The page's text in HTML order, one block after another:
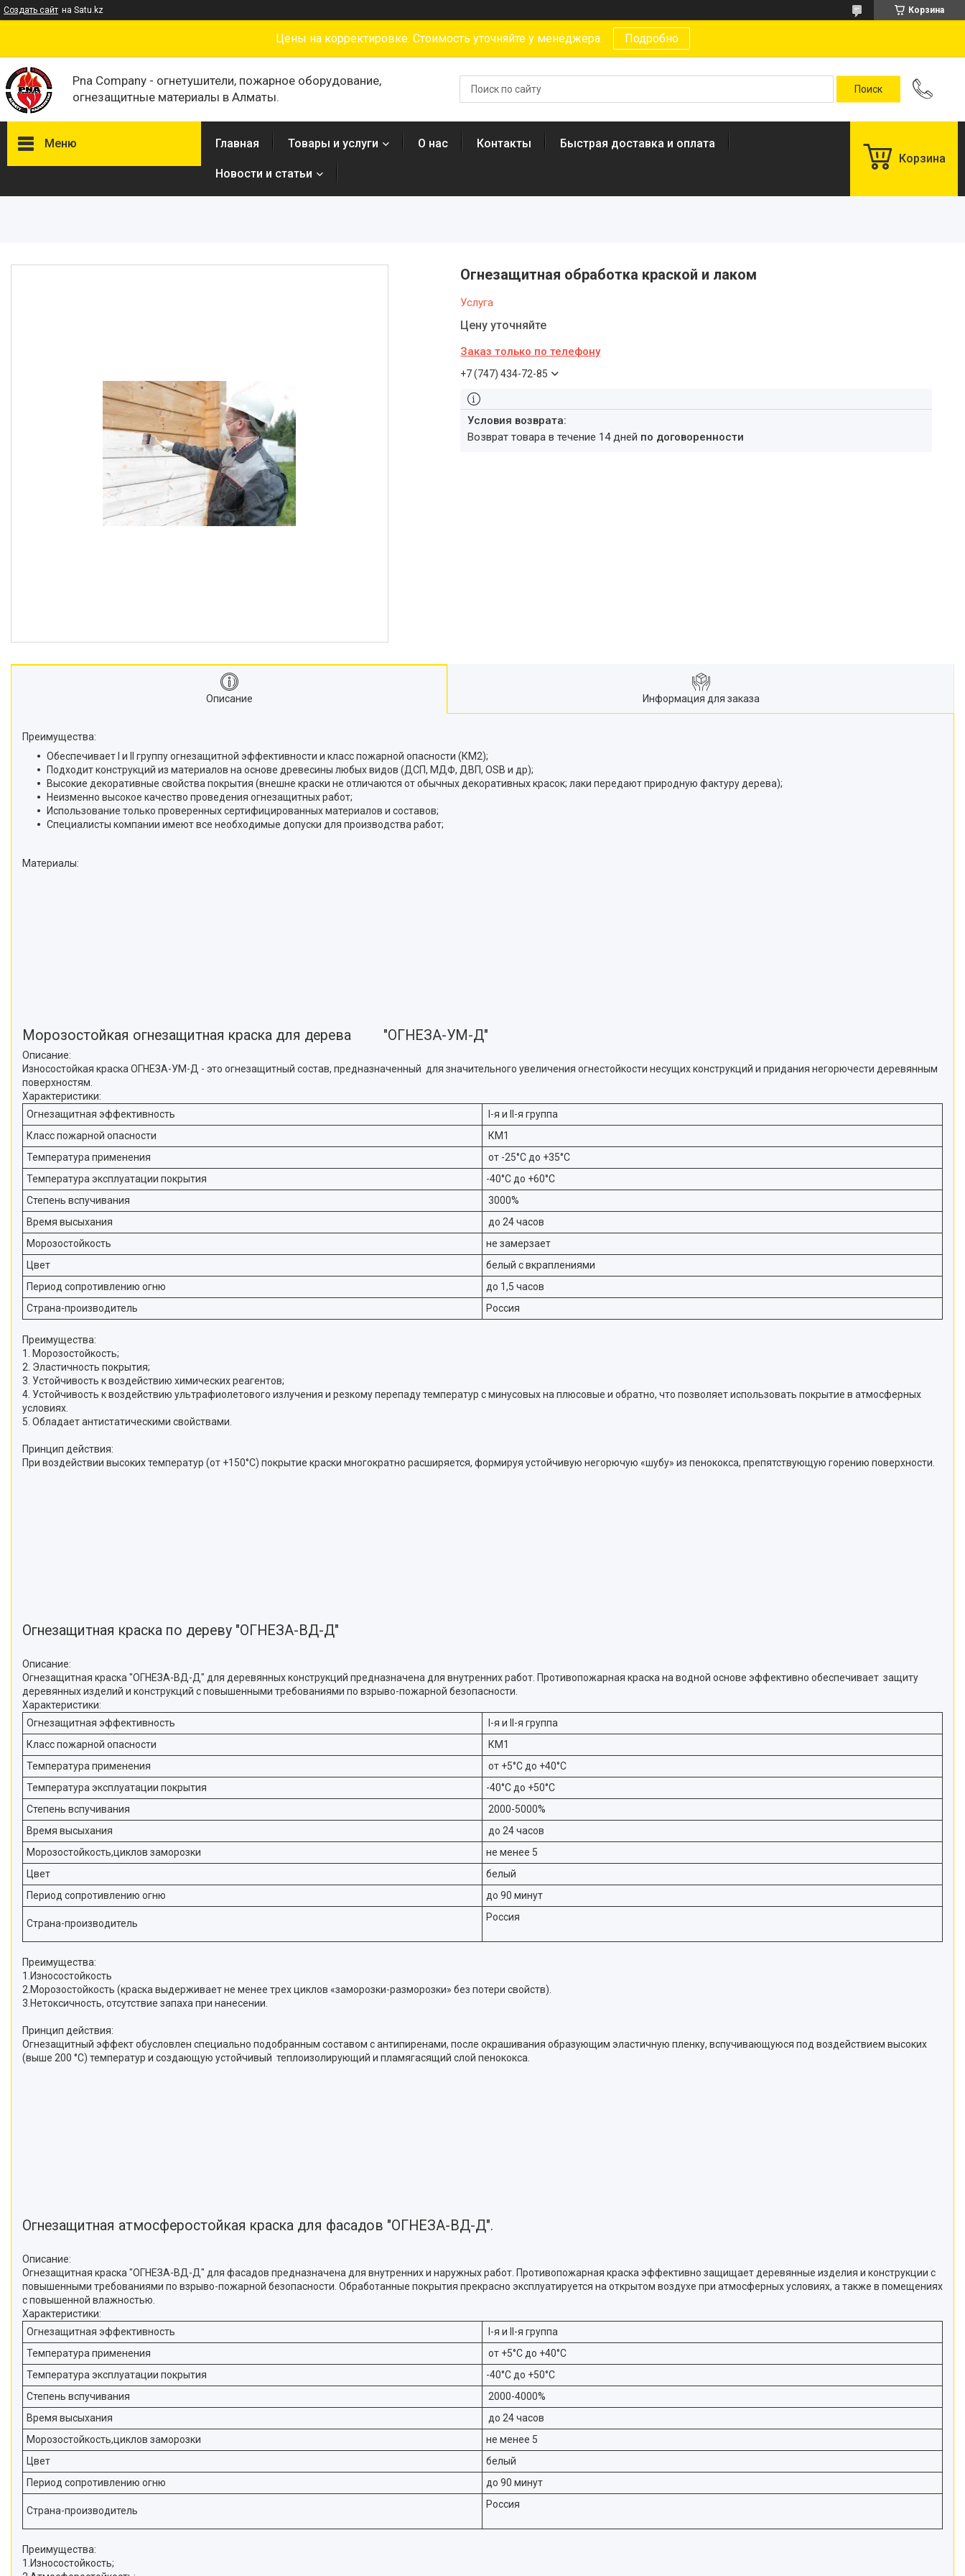
Создать сайт на Satu.kz Корзина
Цены на корректировке. Стоимость уточняйте у менеджера. Подробно
Pna Company - огнетушители, пожарное оборудование,
огнезащитные материалы в Алматы.
Меню Главная Товары и услуги О нас Контакты Быстрая доставка и оплата
Новости и статьи
Корзина
Огнезащитная обработка краской и лаком
Услуга
Цену уточняйте
Заказ только по телефону
+7 (747) 434-72-85
возврат товара в течение 14 дней по договоренности
Описание Информация для заказа
Преимущества:
Обеспечивает I и II группу огнезащитной эффективности и класс пожарной опасности (КМ2);
Подходит конструкций из материалов на основе древесины любых видов (ДСП, МДФ, ДВП, OSB и др);
Высокие декоративные свойства покрытия (внешне краски не отличаются от обычных декоративных красок; лаки передают природную фактуру дерева);
Неизменно высокое качество проведения огнезащитных работ;
Использование только проверенных сертифицированных материалов и составов;
Специалисты компании имеют все необходимые допуски для производства работ;
Материалы:
Морозостойкая огнезащитная краска для дерева "ОГНЕЗА-УМ-Д"
Описание:
Износостойкая краска ОГНЕЗА-УМ-Д - это огнезащитный состав, предназначенный для значительного увеличения огнестойкости несущих конструкций и придания негорючести деревянным
поверхностям.
Характеристики:
Огнезащитная эффективность
I-я и II-я группа
Класс пожарной опасности
КМ1
Температура применения
от -25°С до +35°С
Температура эксплуатации покрытия
-40°С до +60°С
Степень вспучивания
3000%
Время высыхания
до 24 часов
Морозостойкость
не замерзает
Цвет
белый с вкраплениями
Период сопротивлению огню
до 1,5 часов
Страна-производитель
Россия
Преимущества:
1. Морозостойкость;
2. Эластичность покрытия;
3. Устойчивость к воздействию химических реагентов;
4. Устойчивость к воздействию ультрафиолетового излучения и резкому перепаду температур с минусовых на плюсовые и обратно, что позволяет использовать покрытие в атмосферных
условиях.
5. Обладает антистатическими свойствами.
Принцип действия:
При воздействии высоких температур (от +150°С) покрытие краски многократно расширяется, формируя устойчивую негорючую «шубу» из пенококса, препятствующую горению поверхности.
Огнезащитная краска по дереву "ОГНЕЗА-ВД-Д"
Описание:
Огнезащитная краска "ОГНЕЗА-ВД-Д" для деревянных конструкций предназначена для внутренних работ. Противопожарная краска на водной основе эффективно обеспечивает защиту
деревянных изделий и конструкций с повышенными требованиями по взрыво-пожарной безопасности.
Характеристики:
Огнезащитная эффективность
I-я и II-я группа
Класс пожарной опасности
КМ1
Температура применения
от +5°С до +40°С
Температура эксплуатации покрытия
-40°С до +50°С
Степень вспучивания
2000-5000%
Время высыхания
до 24 часов
Морозостойкость,циклов заморозки
не менее 5
Цвет
белый
Период сопротивлению огню
до 90 минут
Страна-производитель
Россия
Преимущества:
1.Износостойкость
2.Морозостойкость (краска выдерживает не менее трех циклов «заморозки-разморозки» без потери свойств).
3.Нетоксичность, отсутствие запаха при нанесении.
Принцип действия:
Огнезащитный эффект обусловлен специально подобранным составом с антипиренами, после окрашивания образующим эластичную пленку, вспучивающуюся под воздействием высоких
(выше 200 °С) температур и создающую устойчивый теплоизолирующий и пламягасящий слой пенококса.
Огнезащитная атмосферостойкая краска для фасадов "ОГНЕЗА-ВД-Д".
Описание:
Огнезащитная краска "ОГНЕЗА-ВД-Д" для фасадов предназначена для внутренних и наружных работ. Противопожарная краска эффективно защищает деревянные изделия и конструкции с
повышенными требованиями по взрыво-пожарной безопасности. Обработанные покрытия прекрасно эксплуатируется на открытом воздухе при атмосферных условиях, а также в помещениях
с повышенной влажностью.
Характеристики:
Огнезащитная эффективность
I-я и II-я группа
Температура применения
от +5°С до +40°С
Температура эксплуатации покрытия
-40°С до +50°С
Степень вспучивания
2000-4000%
Время высыхания
до 24 часов
Морозостойкость,циклов заморозки
не менее 5
Цвет
белый
Период сопротивлению огню
до 90 минут
Страна-производитель
Россия
Преимущества:
1.Износостойкость;